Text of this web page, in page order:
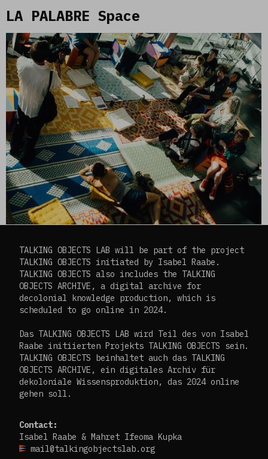
LA PALABRE Space
TALKING OBJECTS LAB will be part of the project
TALKING OBJECTS initiated by Isabel Raabe.
TALKING OBJECTS also includes the TALKING
OBJECTS ARCHIVE, a digital archive for
decolonial knowledge production, which is
scheduled to go online in 2024.
Das TALKING OBJECTS LAB wird Teil des von Isabel
Raabe initiierten Projekts TALKING OBJECTS sein.
TALKING OBJECTS beinhaltet auch das TALKING
OBJECTS ARCHIVE, ein digitales Archiv für
dekoloniale Wissensproduktion, das 2024 online
gehen soll.
Contact:
Isabel Raabe & Mahret Ifeoma Kupka
mail@talkingobjectslab.org